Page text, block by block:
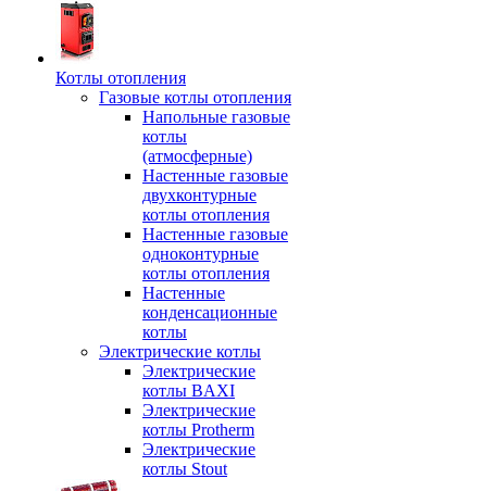
Котлы отопления
Газовые котлы отопления
Напольные газовые
котлы
(атмосферные)
Настенные газовые
двухконтурные
котлы отопления
Настенные газовые
одноконтурные
котлы отопления
Настенные
конденсационные
котлы
Электрические котлы
Электрические
котлы BAXI
Электрические
котлы Protherm
Электрические
котлы Stout